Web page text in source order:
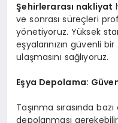
Şehirlerarası nakliyat
ve sonrası süreçleri
yönetiyoruz. Yüksek
eşyalarınızın güvenli
ulaşmasını sağlıyoruz.
Eşya Depolama:
Taşınma sırasında
depolanması